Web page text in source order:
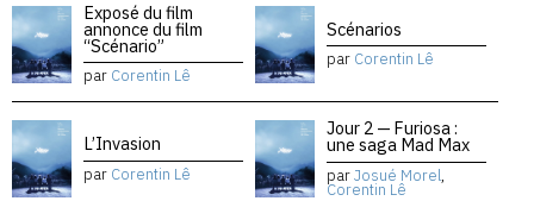
Exposé du film
annonce du film
“Scénario”
par Corentin Lê
Scénarios
par Corentin Lê
L’Invasion
par Corentin Lê
Jour 2 — Furiosa :
une saga Mad Max
parJosué Morel,
Corentin Lê